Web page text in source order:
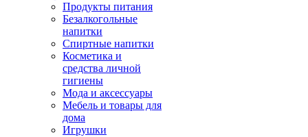
Продукты питания
Безалкогольные
напитки
Спиртные напитки
Косметика и
средства личной
гигиены
Мода и аксессуары
Мебель и товары для
дома
Игрушки